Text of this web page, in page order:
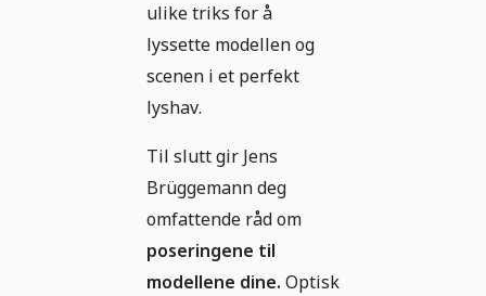
ulike triks for å
lyssette modellen og
scenen i et perfekt
lyshav.
Til slutt gir Jens
Brüggemann deg
omfattende råd om
poseringene til
modellene dine. Optisk